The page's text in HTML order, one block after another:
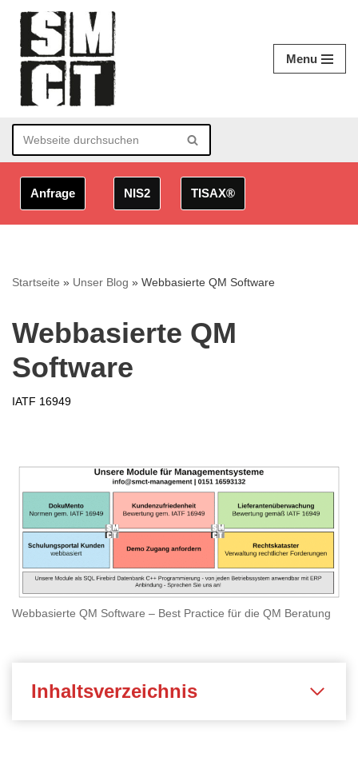
Zum
Inhalt
springen
Menu
Anfrage NIS2 TISAX®
Startseite » Unser Blog » Webbasierte QM Software
Webbasierte QM
Software
IATF 16949
Webbasierte QM Software – Best Practice für die QM Beratung
Inhaltsverzeichnis